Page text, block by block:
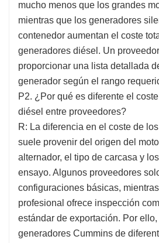
mucho menos que los grandes
mientras que los generadores
contenedor aumentan el coste
generadores diésel. Un
proporcionar una lista detallada
generador según el rango
P2. ¿Por qué es diferente el
diésel entre proveedores?
R: La diferencia en el coste de
suele provenir del origen del
alternador, el tipo de carcasa y
ensayo. Algunos proveedores
configuraciones básicas,
profesional ofrece inspección
estándar de exportación. Por
generadores Cummins de